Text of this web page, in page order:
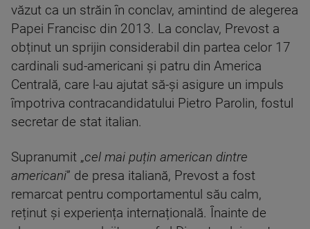
văzut ca un străin în conclav, amintind de alegerea
Papei Francisc din 2013. La conclav, Prevost a
obținut un sprijin considerabil din partea celor 17
cardinali sud-americani și patru din America
Centrală, care l-au ajutat să-și asigure un impuls
împotriva contracandidatului Pietro Parolin, fostul
secretar de stat italian.
Supranumit „cel mai puțin american dintre
americani” de presa italiană, Prevost a fost
remarcat pentru comportamentul său calm,
reținut și experiența internațională. Înainte de